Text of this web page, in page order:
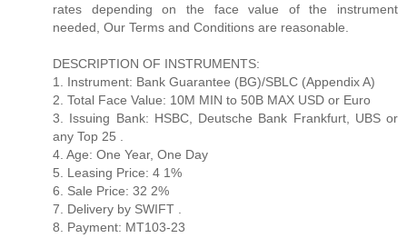
rates depending on the face value of the instrument
needed, Our Terms and Conditions are reasonable.
DESCRIPTION OF INSTRUMENTS:
1. Instrument: Bank Guarantee (BG)/SBLC (Appendix A)
2. Total Face Value: 10M MIN to 50B MAX USD or Euro
3. Issuing Bank: HSBC, Deutsche Bank Frankfurt, UBS or
any Top 25 .
4. Age: One Year, One Day
5. Leasing Price: 4 1%
6. Sale Price: 32 2%
7. Delivery by SWIFT .
8. Payment: MT103-23